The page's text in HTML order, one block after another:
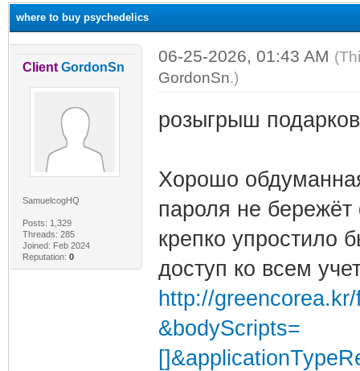
where to buy psychedelics
Client GordonSn
SamuelcogHQ
Posts: 1,329
Threads: 285
Joined: Feb 2024
Reputation: 0
06-25-2026, 01:43 AM
GordonSn.)
розыгрыш подарков
Хорошо
пароля не бережёт
крепко упростило
доступ ко всем
http://
&bodyScripts=